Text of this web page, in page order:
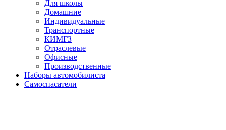
Для школы
Домашние
Индивидуальные
Транспортные
КИМГЗ
Отраслевые
Офисные
Производственные
Наборы автомобилиста
Самоспасатели